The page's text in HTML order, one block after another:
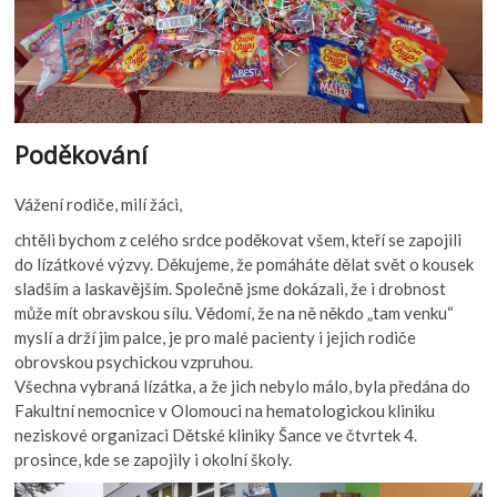
Poděkování
Vážení rodiče, milí žáci,
chtěli bychom z celého srdce poděkovat všem, kteří se zapojili
do lízátkové výzvy. Děkujeme, že pomáháte dělat svět o kousek
sladším a laskavějším. Společně jsme dokázali, že i drobnost
může mít obravskou sílu. Vědomí, že na ně někdo „tam venku“
myslí a drží jim palce, je pro malé pacienty i jejich rodiče
obrovskou psychickou vzpruhou.
Všechna vybraná lízátka, a že jich nebylo málo, byla předána do
Fakultní nemocnice v Olomouci na hematologickou kliniku
neziskové organizaci Dětské kliniky Šance ve čtvrtek 4.
prosince, kde se zapojily i okolní školy.